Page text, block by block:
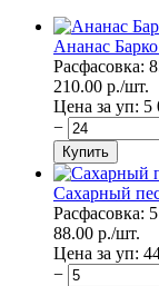
Ананас
Расфасовка:
210.00 p./шт.
Цена за уп: 5
−
Сахарный
Расфасовка: 5
88.00 p./шт.
Цена за уп:
−